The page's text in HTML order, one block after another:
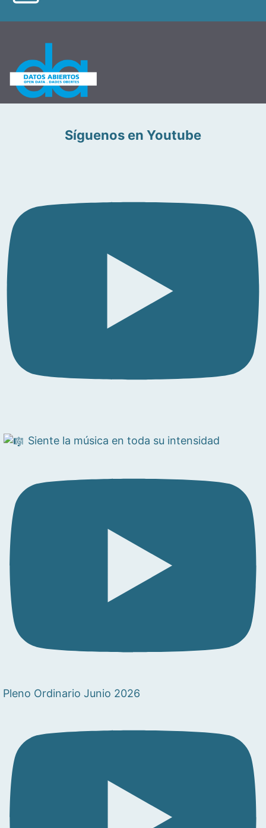
Síguenos en Youtube
Siente la música en toda su intensidad
Pleno Ordinario Junio 2026